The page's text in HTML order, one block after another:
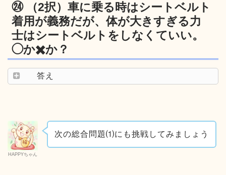
㉔ （2択）車に乗る時はシートベルト
着用が義務だが、体が大きすぎる力
士はシートベルトをしなくていい。
◯か✖️か？
答え
HAPPYちゃん
次の総合問題⑴にも挑戦してみましょう